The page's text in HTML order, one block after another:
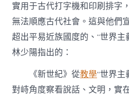
實用于古代打字機和印刷排字
無法順應古代社會。這與他們
超出平易近族國度的、“世界主
林少陽指出的：
《新世紀》從教學“世界主
對峙角度察看說話、文明，實